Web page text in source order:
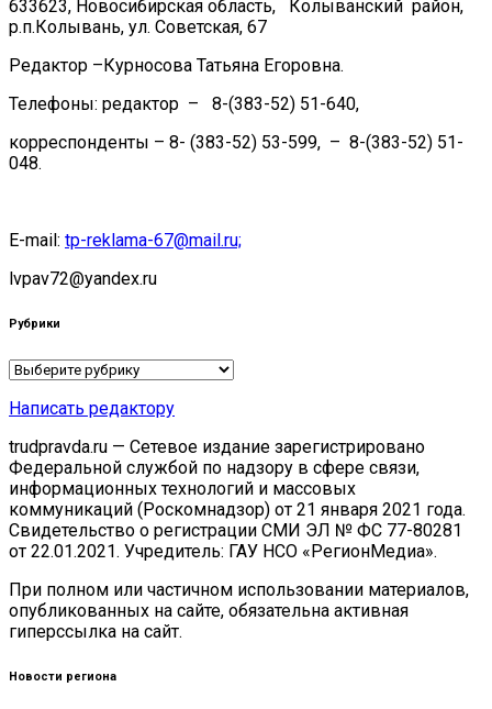
633623, Новосибирская область, Колыванский район,
р.п.Колывань, ул. Советская, 67
Редактор –Курносова Татьяна Егоровна.
Телефоны: редактор – 8-(383-52) 51-640,
корреспонденты – 8- (383-52) 53-599, – 8-(383-52) 51-
048.
E-mail: tp-reklama-67@mail.ru;
lvpav72@yandex.ru
Рубрики
Рубрики
Написать редактору
trudpravda.ru — Сетевое издание зарегистрировано
Федеральной службой по надзору в сфере связи,
информационных технологий и массовых
коммуникаций (Роскомнадзор) от 21 января 2021 года.
Свидетельство о регистрации СМИ ЭЛ № ФС 77-80281
от 22.01.2021. Учредитель: ГАУ НСО «РегионМедиа».
При полном или частичном использовании материалов,
опубликованных на сайте, обязательна активная
гиперссылка на сайт.
Новости региона